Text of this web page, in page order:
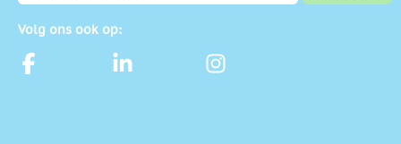
Volg ons ook op: